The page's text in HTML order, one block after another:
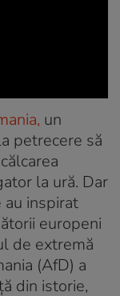
un
petrecere să
la ură. Dar
inspirat
europeni
de extremă
(AfD) a
din istorie,